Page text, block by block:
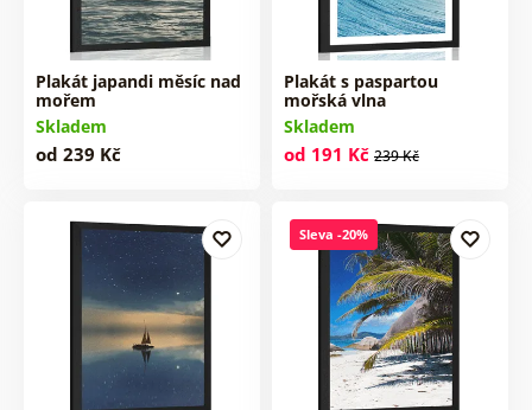
Plakát japandi měsíc nad
mořem
Skladem
od 239 Kč
Plakát s paspartou
mořská vlna
Skladem
od 191 Kč 239 Kč
Sleva -20%